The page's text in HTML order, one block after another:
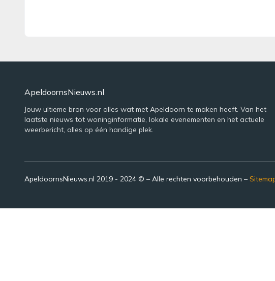
ApeldoornsNieuws.nl
Jouw ultieme bron voor alles wat met Apeldoorn te maken heeft. Van het
laatste nieuws tot woninginformatie, lokale evenementen en het actuele
weerbericht, alles op één handige plek.
ApeldoornsNieuws.nl 2019 - 2024 © – Alle rechten voorbehouden –